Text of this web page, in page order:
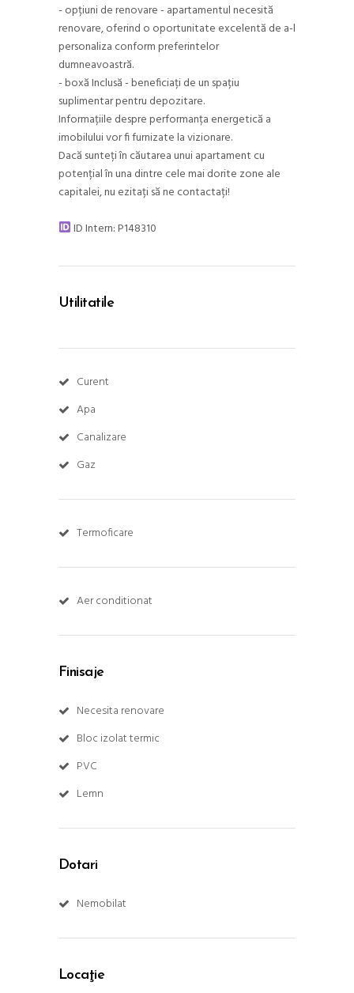
- opțiuni de renovare - apartamentul necesită
renovare, oferind o oportunitate excelentă de a-l
personaliza conform preferintelor
dumneavoastră.
- boxă Inclusă - beneficiați de un spațiu
suplimentar pentru depozitare.
Informațiile despre performanța energetică a
imobilului vor fi furnizate la vizionare.
Dacă sunteți în căutarea unui apartament cu
potențial în una dintre cele mai dorite zone ale
capitalei, nu ezitați să ne contactați!
ID Intern: P148310
Utilitatile
Curent
Apa
Canalizare
Gaz
Termoficare
Aer conditionat
Finisaje
Necesita renovare
Bloc izolat termic
PVC
Lemn
Dotari
Nemobilat
Locaţie